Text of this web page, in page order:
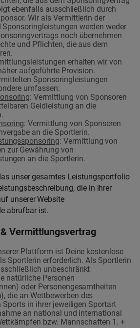
ebenfalls ausschließlich durch
Wir als Vermittlerin der
Sponsoringleistungen werden weder
noch übernehmen
und Pflichten, die aus dem
erhalten wir von
aufgeführte Provision.
Sponsoringleistungen
umfassen:
: Vermittlung von Sponsoren
Geldleistung an die
: Vermittlung von Sponsoren
an die Sportlerin.
: Vermittlung von
zur Gewährung von
an die Sportlerin.
unser gesamtes Leistungsportfolio
die in ihrer
unserer Website
abrufbar ist.
Vermittlungsvertrag
Plattform ist Deine kostenlose
Sportlerin erforderlich. Als Sportlerin
unbeschränkt
natürliche Personen
oder Personengesamtheiten
die an Wettbewerben des
Sports in ihrer jeweiligen Sportart
an national und international
bzw. Mannschaften 1. +